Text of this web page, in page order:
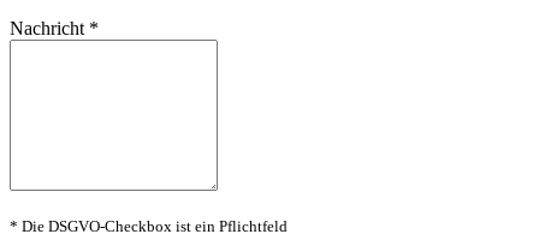
Nachricht *
* Die DSGVO-Checkbox ist ein Pflichtfeld